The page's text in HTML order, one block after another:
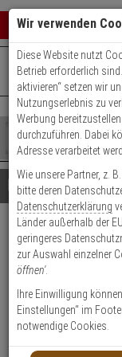
Shop
durchsuchen
Bitte
geben
Sie
mindestens
Zeichen
ein,
um
Suche
Es
wurde
noch
Kategorien
Suche
gestartet
+49 (0)821 899
Details
Axis
1080p T/N
Produktmerkmale
Wir verwenden
Diese Website nutzt
Betrieb erforderlich
aktivieren“ setzen wir
Nutzungserlebnis zu
Werbung
durchzuführen. Dabei
Adresse verarbeitet
Wie unsere Partner, z. B.
bitte deren
Datenschutzerklärung
Länder außerhalb der
geringeres
zur Auswahl einzelner
öffnen'.
Ihre Einwilligung
Einstellungen“ im
notwendige Cookies.